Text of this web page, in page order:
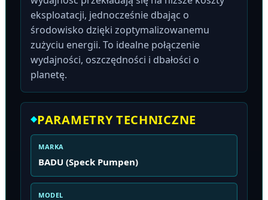
eksploatacji, jednocześnie dbając o
środowisko dzięki zoptymalizowanemu
zużyciu energii. To idealne połączenie
wydajności, oszczędności i dbałości o
planetę.
PARAMETRY TECHNICZNE
MARKA
BADU (Speck Pumpen)
MODEL